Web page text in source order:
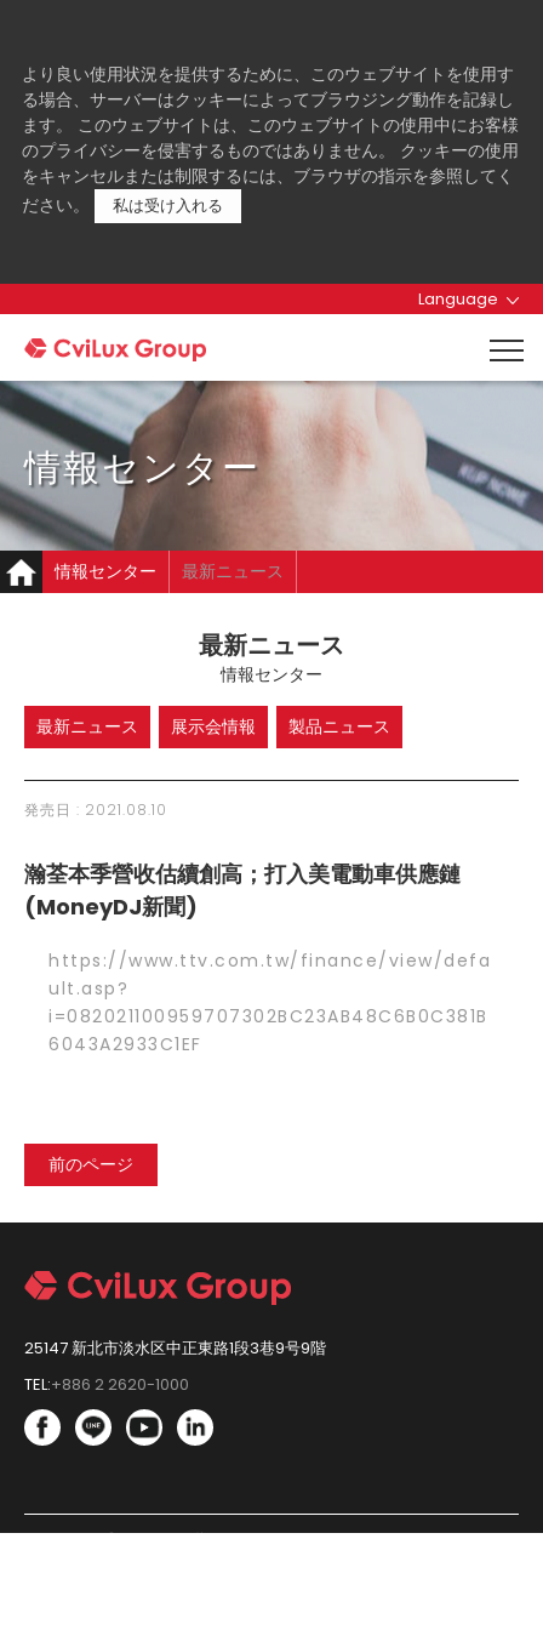
より良い使用状況を提供するために、このウェブサイトを使用す
る場合、サーバーはクッキーによってブラウジング動作を記録し
ます。 このウェブサイトは、このウェブサイトの使用中にお客様
のプライバシーを侵害するものではありません。 クッキーの使用
をキャンセルまたは制限するには、ブラウザの指示を参照してく
ださい。
私は受け入れる
Language
情報センター
情報センター
最新ニュース
最新ニュース
情報センター
最新ニュース 展示会情報 製品ニュース
発売日 : 2021.08.10
瀚荃本季營收估續創高；打入美電動車供應鏈
(MoneyDJ新聞)
https://www.ttv.com.tw/finance/view/defa
ult.asp?
i=082021100959707302BC23AB48C6B0C381B
6043A2933C1EF
前のページ
25147 新北市淡水区中正東路1段3巷9号9階
TEL:+886 2 2620-1000
Ⓒ Copyright 瀚荃股份有限公司 2020. All Rights Reserved.